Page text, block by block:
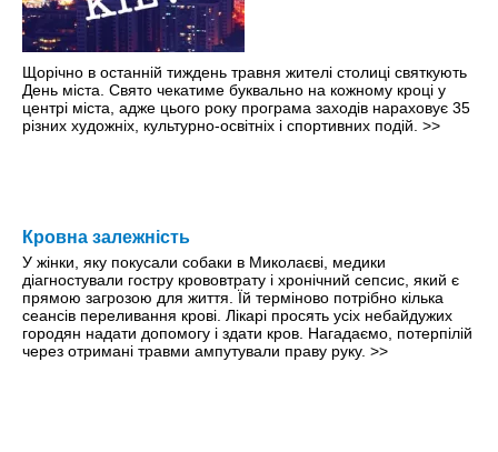
Щорічно в останній тиждень травня жителі столиці святкують
День міста. Свято чекатиме буквально на кожному кроці y
центрі міста, адже цього року програма заходів нараховує 35
різних художніх, культурно-освітніх і спортивних подій. >>
Кровна залежність
У жінки, яку покусали собаки в Миколаєві, медики
діагностували гостру крововтрату і хронічний сепсис, який є
прямою загрозою для життя. Їй терміново потрібно кілька
сеансів переливання крові. Лікарі просять усіх небайдужих
городян надати допомогу і здати кров. Нагадаємо, потерпілій
через отримані травми ампутували праву руку. >>